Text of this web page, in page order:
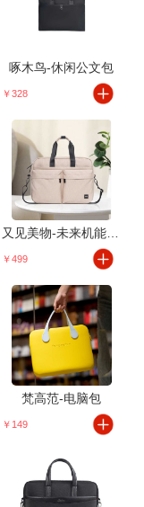
啄木鸟-休闲公文包
￥328
又见美物-未来机能公文包
￥499
梵高范-电脑包
￥149